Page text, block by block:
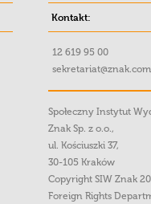
Kontakt:
12 619 95 00
Społeczny Instytut
Znak Sp. z o.o.,
ul. Kościuszki 37,
30-105 Kraków
Copyright SIW Znak
Foreign Rights